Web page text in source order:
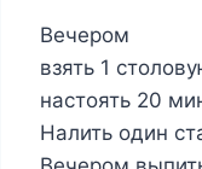
Вечером
взять 1
настоять 20
Налить один